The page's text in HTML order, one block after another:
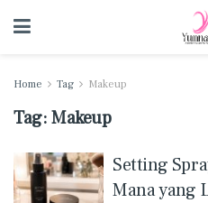
Home Tag Makeup
Tag:Makeup
Setting
Mana yang